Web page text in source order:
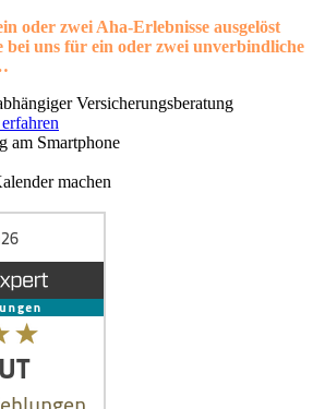
oder zwei Aha-Erlebnisse ausgelöst
bei uns für ein oder zwei unverbindliche